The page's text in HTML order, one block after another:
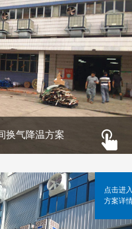
换气降温方案
点击进入
方案详